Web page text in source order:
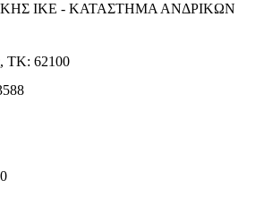
ΙΚΕ - ΚΑΤΑΣΤΗΜΑ ΑΝΔΡΙΚΩΝ
ΤΚ: 62100